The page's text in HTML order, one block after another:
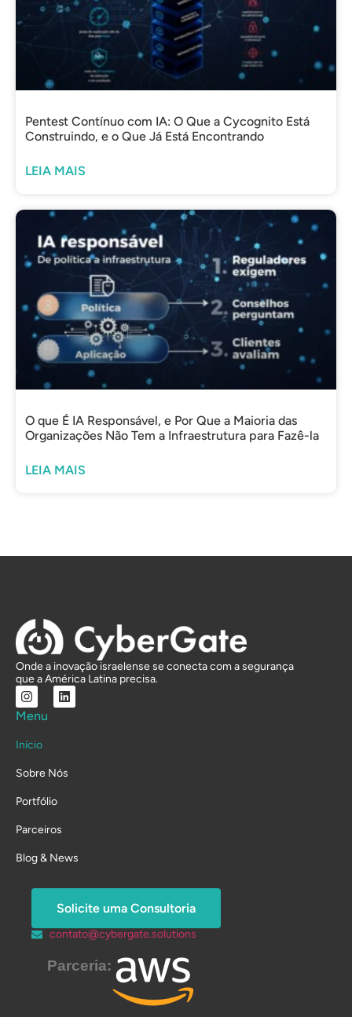
Pentest Contínuo com IA: O Que a Cycognito Está
Construindo, e o Que Já Está Encontrando
LEIA MAIS
O que É IA Responsável, e Por Que a Maioria das
Organizações Não Tem a Infraestrutura para Fazê-la
LEIA MAIS
Onde a inovação israelense se conecta com a segurança
que a América Latina precisa.
Menu
Início
Sobre Nós
Portfólio
Parceiros
Blog & News
Solicite uma Consultoria
contato@cybergate.solutions
Parceria: